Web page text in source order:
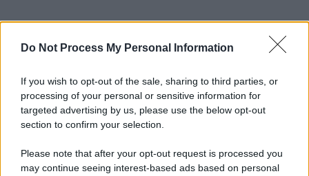
Do Not Process My Personal Information
If you wish to opt-out of the sale, sharing to third parties, or
processing of your personal or sensitive information for
targeted advertising by us, please use the below opt-out
section to confirm your selection.
Please note that after your opt-out request is processed you
may continue seeing interest-based ads based on personal